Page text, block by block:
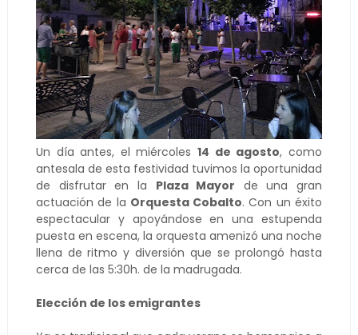
Un día antes, el miércoles14 de agosto, como
antesala de esta festividad tuvimos la oportunidad
de disfrutar en la Plaza Mayor de una gran
actuación de la Orquesta Cobalto. Con un éxito
espectacular y apoyándose en una estupenda
puesta en escena, la orquesta amenizó una noche
llena de ritmo y diversión que se prolongó hasta
cerca de las 5:30h. de la madrugada.
Elección de los emigrantes